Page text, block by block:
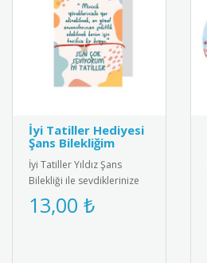
İyi Tatiller Hediyesi
Şans Bilekliğim
İyi Tatiller Yıldız Şans
Bilekliği ile sevdiklerinize
özel bir hediye verin! Tatil
ruhunu yansıtan ş..
13,00 ₺